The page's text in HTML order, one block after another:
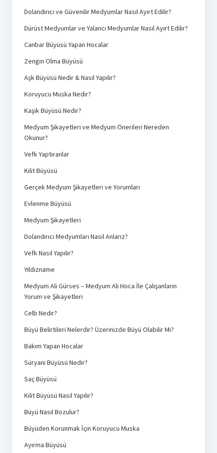
Dolandırıcı ve Güvenilir Medyumlar Nasıl Ayırt Edilir?
Dürüst Medyumlar ve Yalancı Medyumlar Nasıl Ayırt Edilir?
Canbar Büyüsü Yapan Hocalar
Zengin Olma Büyüsü
Aşk Büyüsü Nedir & Nasıl Yapılır?
Koruyucu Muska Nedir?
Kaşık Büyüsü Nedir?
Medyum Şikayetleri ve Medyum Önerileri Nereden
Okunur?
Vefk Yaptıranlar
Kilit Büyüsü
Gerçek Medyum Şikayetleri ve Yorumları
Evlenme Büyüsü
Medyum Şikayetleri
Dolandırıcı Medyumları Nasıl Anlarız?
Vefk Nasıl Yapılır?
Yıldızname
Medyum Ali Gürses – Medyum Ali Hoca İle Çalışanların
Yorum ve Şikayetleri
Celb Nedir?
Büyü Belirtileri Nelerdir? Üzerinizde Büyü Olabilir Mi?
Bakım Yapan Hocalar
Süryani Büyüsü Nedir?
Saç Büyüsü
Kilit Büyüsü Nasıl Yapılır?
Büyü Nasıl Bozulur?
Büyüden Korunmak İçin Koruyucu Muska
Ayırma Büyüsü